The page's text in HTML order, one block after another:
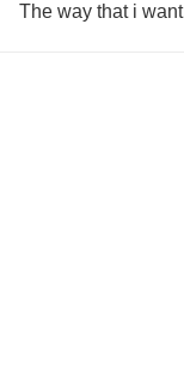
The way that i want